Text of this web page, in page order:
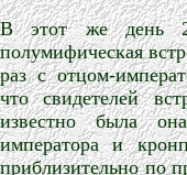
В этот же день
полумифическая
раз с отцом-
что свидетелей
известно была
императора и
приблизительно по